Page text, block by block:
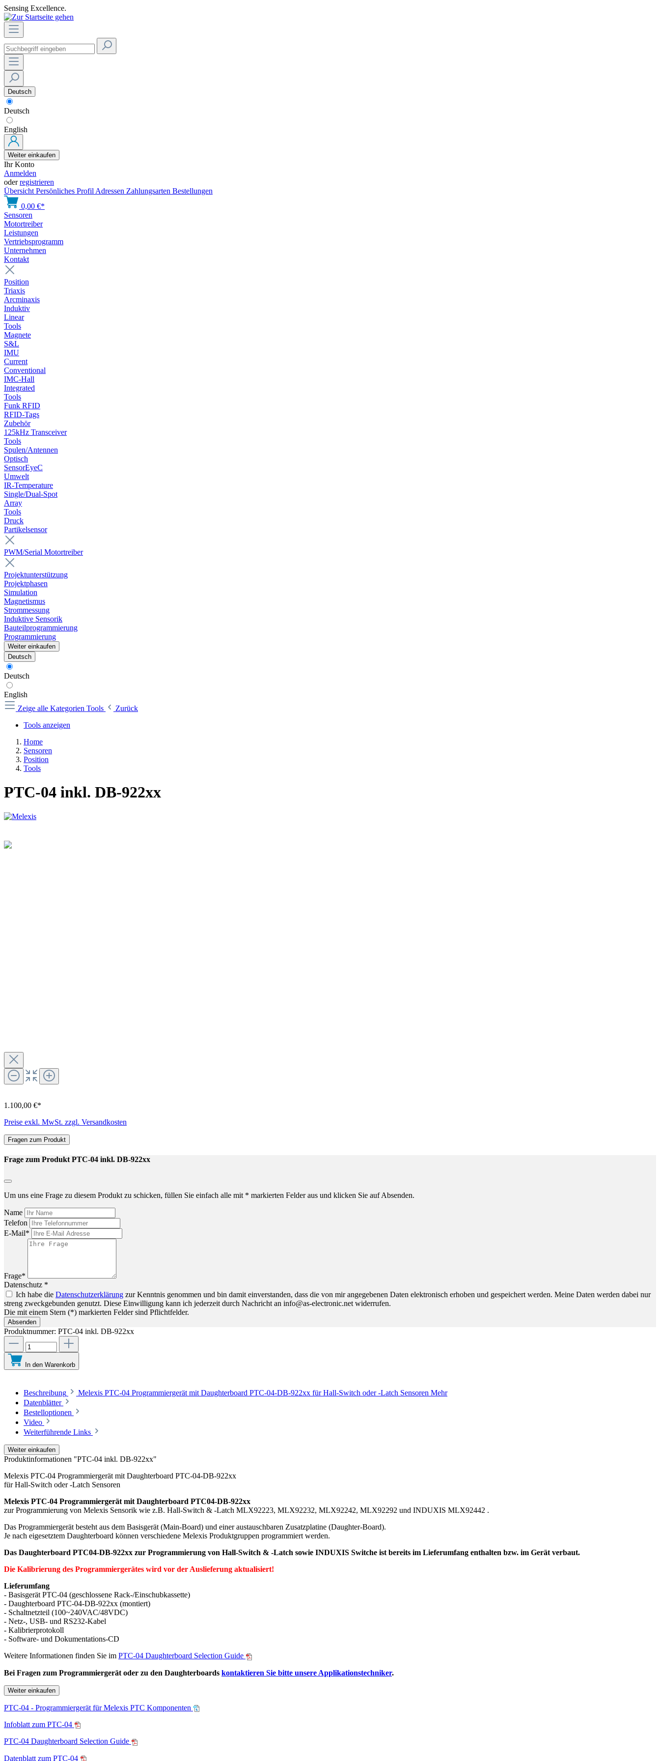
Sensing Excellence.
Deutsch
Deutsch
English
Weiter einkaufen
Ihr Konto
Anmelden
oderregistrieren
Übersicht Persönliches Profil Adressen Zahlungsarten Bestellungen
0,00 €*
Sensoren
Motortreiber
Leistungen
Vertriebsprogramm
Unternehmen
Kontakt
Position
Triaxis
Arcminaxis
Induktiv
Linear
Tools
Magnete
S&L
IMU
Current
Conventional
IMC-Hall
Integrated
Tools
Funk RFID
RFID-Tags
Zubehör
125kHz Transceiver
Tools
Spulen/Antennen
Optisch
SensorEyeC
Umwelt
IR-Temperature
Single/Dual-Spot
Array
Tools
Druck
Partikelsensor
PWM/Serial Motortreiber
Projektunterstützung
Projektphasen
Simulation
Magnetismus
Strommessung
Induktive Sensorik
Bauteilprogrammierung
Programmierung
Weiter einkaufen
Deutsch
Deutsch
English
Zeige alle Kategorien Tools
Zurück
Tools anzeigen
Home
Sensoren
Position
Tools
PTC-04 inkl. DB-922xx
1.100,00 €*
Preise exkl. MwSt. zzgl. Versandkosten
Fragen zum Produkt
Frage zum Produkt PTC-04 inkl. DB-922xx
Um uns eine Frage zu diesem Produkt zu schicken, füllen Sie einfach alle mit * markierten Felder aus und klicken Sie auf Absenden.
Name
Telefon
E-Mail*
Frage*
Datenschutz *
Ich habe die Datenschutzerklärung zur Kenntnis genommen und bin damit einverstanden, dass die von mir angegebenen Daten elektronisch erhoben und gespeichert werden. Meine Daten werden dabei nur
streng zweckgebunden genutzt. Diese Einwilligung kann ich jederzeit durch Nachricht an info@as-electronic.net widerrufen.
Die mit einem Stern (*) markierten Felder sind Pflichtfelder.
Absenden
Produktnummer: PTC-04 inkl. DB-922xx
In den Warenkorb
Beschreibung Melexis PTC-04 Programmiergerät mit Daughterboard PTC-04-DB-922xx für Hall-Switch oder -Latch Sensoren Mehr
Datenblätter
Bestelloptionen
Video
Weiterführende Links
Weiter einkaufen
Produktinformationen "PTC-04 inkl. DB-922xx"
Melexis PTC-04 Programmiergerät mit Daughterboard PTC-04-DB-922xx
für Hall-Switch oder -Latch Sensoren
Melexis PTC-04 Programmiergerät mit Daughterboard PTC04-DB-922xx
zur Programmierung von Melexis Sensorik wie z.B. Hall-Switch & -Latch MLX92223, MLX92232, MLX92242, MLX92292 und INDUXIS MLX92442 .
Das Programmiergerät besteht aus dem Basisgerät (Main-Board) und einer austauschbaren Zusatzplatine (Daughter-Board).
Je nach eigesetztem Daughterboard können verschiedene Melexis Produktgruppen programmiert werden.
Das Daughterboard PTC04-DB-922xx zur Programmierung von Hall-Switch & -Latch sowie INDUXIS Switche ist bereits im Lieferumfang enthalten bzw. im Gerät verbaut.
Die Kalibrierung des Programmiergerätes wird vor der Auslieferung aktualisiert!
Lieferumfang
- Basisgerät PTC-04 (geschlossene Rack-/Einschubkassette)
- Daughterboard PTC-04-DB-922xx (montiert)
- Schaltnetzteil (100~240VAC/48VDC)
- Netz-, USB- und RS232-Kabel
- Kalibrierprotokoll
- Software- und Dokumentations-CD
Weitere Informationen finden Sie im PTC-04 Daughterboard Selection Guide
Bei Fragen zum Programmiergerät oder zu den Daughterboards kontaktieren Sie bitte unsere Applikationstechniker.
Weiter einkaufen
PTC-04 - Programmiergerät für Melexis PTC Komponenten
Infoblatt zum PTC-04
PTC-04 Daughterboard Selection Guide
Datenblatt zum PTC-04